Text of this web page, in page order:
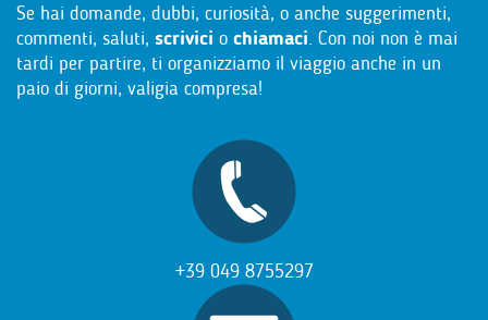
Se hai domande, dubbi, curiosità, o anche suggerimenti,
commenti, saluti, scrivici o chiamaci. Con noi non è mai
tardi per partire, ti organizziamo il viaggio anche in un
paio di giorni, valigia compresa!
+39 049 8755297